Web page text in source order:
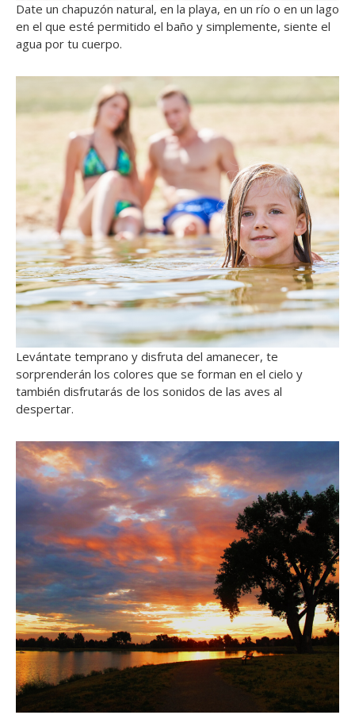
Date un chapuzón natural, en la playa, en un río o en un lago
en el que esté permitido el baño y simplemente, siente el
agua por tu cuerpo.
Levántate temprano y disfruta del amanecer, te
sorprenderán los colores que se forman en el cielo y
también disfrutarás de los sonidos de las aves al
despertar.